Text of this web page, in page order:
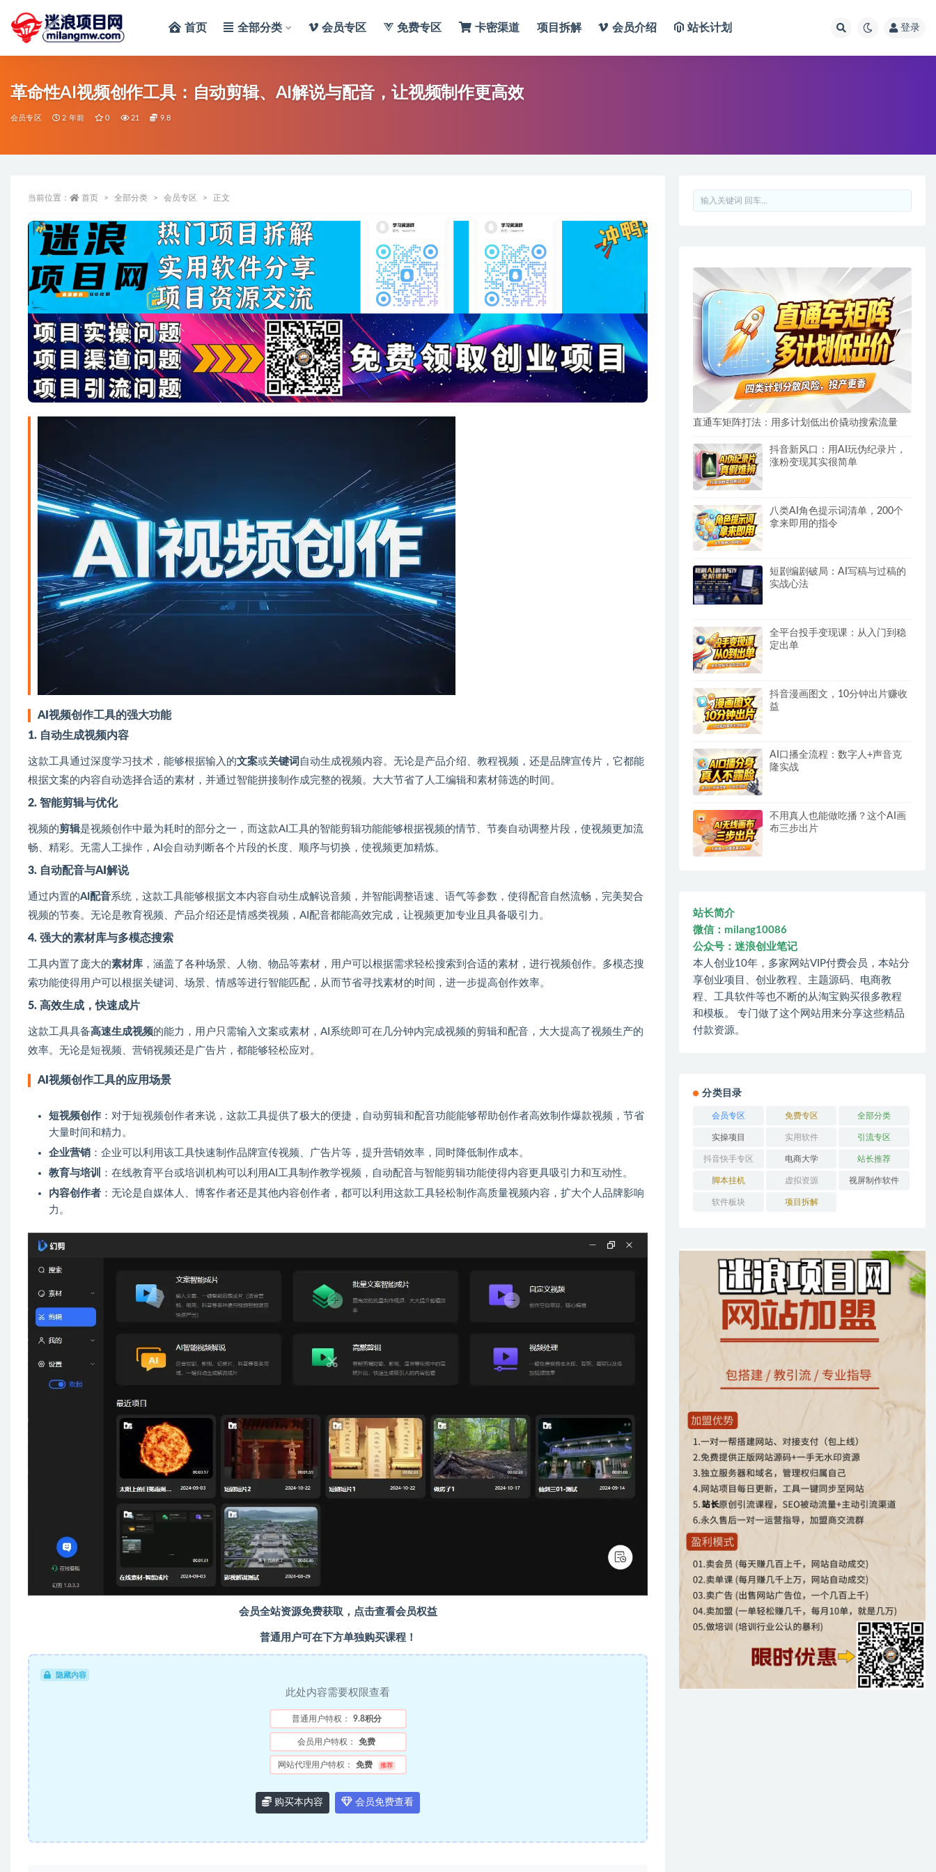
首页 全部分类 会员专区 免费专区 卡密渠道 项目拆解 会员介绍 站长计划 登录
革命性AI视频创作工具：自动剪辑、AI解说与配音，让视频制作更高效
会员专区 2 年前 0 21 9.8
当前位置： 首页 全部分类 会员专区 正文
AI视频创作工具的强大功能
1. 自动生成视频内容
这款工具通过深度学习技术，能够根据输入的文案或关键词 自动生成视频内容。无论是产品介绍、教程视频，还是品牌宣传片，它都能
根据文案的内容自动选择合适的素材，并通过智能拼接制作成完整的视频。大大节省了人工编辑和素材筛选的时间。
2. 智能剪辑与优化
视频的剪辑是视频创作中最为耗时的部分之一，而这款AI工具的智能剪辑功能能够根据视频的情节、节奏自动调整片段，使视频更加流
畅、精彩。无需人工操作，AI会自动判断各个片段的长度、顺序与切换，使视频更加精炼。
3. 自动配音与AI解说
通过内置的AI配音系统，这款工具能够根据文本内容自动生成解说音频，并智能调整语速、语气等参数，使得配音自然流畅，完美契合
视频的节奏。无论是教育视频、产品介绍还是情感类视频，AI配音都能高效完成，让视频更加专业且具备吸引力。
4. 强大的素材库与多模态搜索
工具内置了庞大的素材库 ，涵盖了各种场景、人物、物品等素材，用户可以根据需求轻松搜索到合适的素材，进行视频创作。多模态搜
索功能使得用户可以根据关键词、场景、情感等进行智能匹配，从而节省寻找素材的时间，进一步提高创作效率。
5. 高效生成，快速成片
这款工具具备高速生成视频的能力，用户只需输入文案或素材，AI系统即可在几分钟内完成视频的剪辑和配音，大大提高了视频生产的
效率。无论是短视频、营销视频还是广告片，都能够轻松应对。
AI视频创作工具的应用场景
短视频创作 ：对于短视频创作者来说，这款工具提供了极大的便捷，自动剪辑和配音功能能够帮助创作者高效制作爆款视频，节省
大量时间和精力。
企业营销 ：企业可以利用该工具快速制作品牌宣传视频、广告片等，提升营销效率，同时降低制作成本。
教育与培训
：在线教育平台或培训机构可以利用AI工具制作教学视频，自动配音与智能剪辑功能使得内容更具吸引力和互动性。
内容创作者 ：无论是自媒体人、博客作者还是其他内容创作者，都可以利用这款工具轻松制作高质量视频内容，扩大个人品牌影响
力。
会员全站资源免费获取，点击查看会员权益
普通用户可在下方单独购买课程！
隐藏内容
此处内容需要权限查看
普通用户特权： 9.8积分
会员用户特权： 免费
网站代理用户特权： 免费 推荐
购买本内容 会员免费查看
直通车矩阵打法：用多计划低出价撬动搜索流量
抖音新风口：用AI玩伪纪录片，
涨粉变现其实很简单
八类AI角色提示词清单，200个
拿来即用的指令
短剧编剧破局：AI写稿与过稿的
实战心法
全平台投手变现课：从入门到稳
定出单
抖音漫画图文，10分钟出片赚收
益
AI口播全流程：数字人+声音克
隆实战
不用真人也能做吃播？这个AI画
布三步出片
站长简介
微信：milang10086
公众号：迷浪创业笔记
本人创业10年，多家网站VIP付费会员，本站分
享创业项目、创业教程、主题源码、电商教
程、工具软件等也不断的从淘宝购买很多教程
和模板。 专门做了这个网站用来分享这些精品
付款资源。
分类目录
会员专区 免费专区 全部分类
实操项目 实用软件 引流专区
抖音快手专区 电商大学 站长推荐
脚本挂机 虚拟资源 视屏制作软件
软件板块 项目拆解